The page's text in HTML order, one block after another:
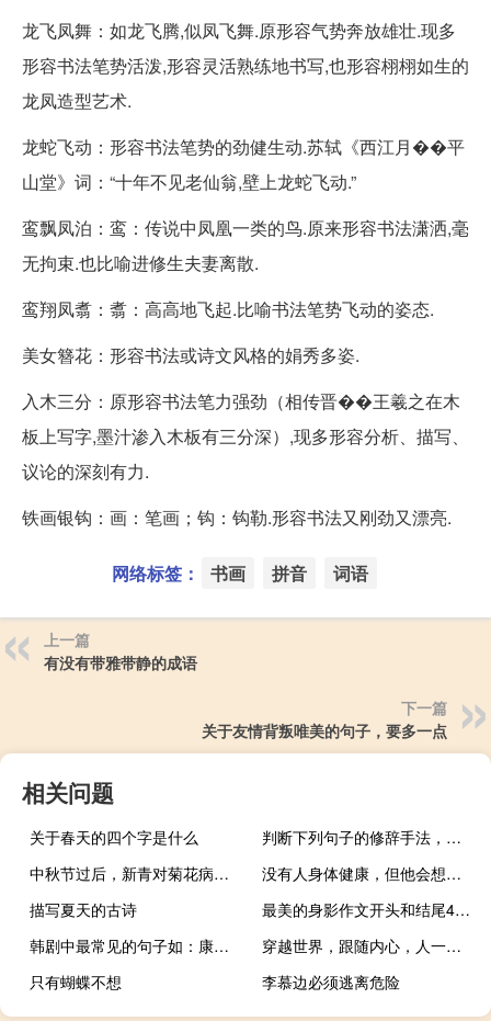
龙飞凤舞：如龙飞腾,似凤飞舞.原形容气势奔放雄壮.现多
形容书法笔势活泼,形容灵活熟练地书写,也形容栩栩如生的
龙凤造型艺术.
龙蛇飞动：形容书法笔势的劲健生动.苏轼《西江月��平
山堂》词：“十年不见老仙翁,壁上龙蛇飞动.”
鸾飘凤泊：鸾：传说中凤凰一类的鸟.原来形容书法潇洒,毫
无拘束.也比喻进修生夫妻离散.
鸾翔凤翥：翥：高高地飞起.比喻书法笔势飞动的姿态.
美女簪花：形容书法或诗文风格的娟秀多姿.
入木三分：原形容书法笔力强劲（相传晋��王羲之在木
板上写字,墨汁渗入木板有三分深）,现多形容分析、描写、
议论的深刻有力.
铁画银钩：画：笔画；钩：钩勒.形容书法又刚劲又漂亮.
网络标签： 书画 拼音 词语
上一篇
有没有带雅带静的成语
下一篇
关于友情背叛唯美的句子，要多一点
相关问题
关于春天的四个字是什么
判断下列句子的修辞手法，并说说其表达
中秋节过后，新青对菊花病感到高兴
没有人身体健康，但他会想到自己的位置
描写夏天的古诗
最美的身影作文开头和结尾400字
韩剧中最常见的句子如：康撒哈密大（谢
穿越世界，跟随内心，人一单纯就幸福，一世故就老去。
只有蝴蝶不想
李慕边必须逃离危险